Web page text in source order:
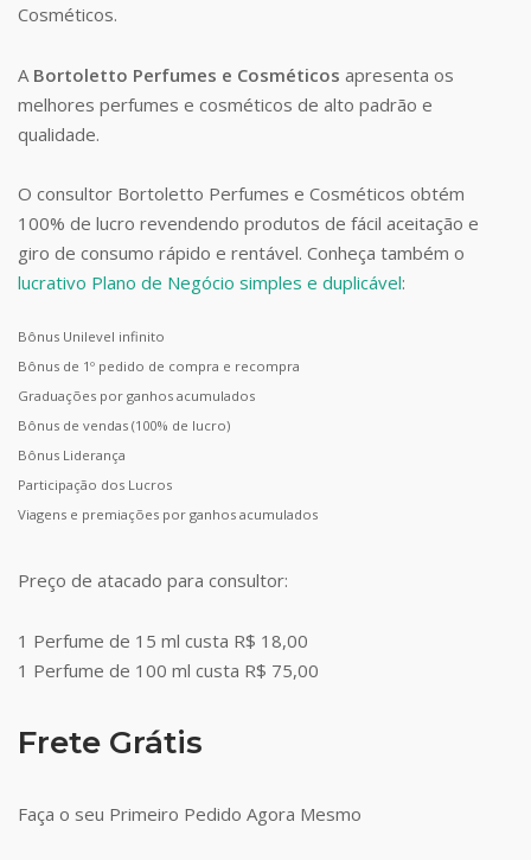
Cosméticos.
A Bortoletto Perfumes e Cosméticos apresenta os
melhores perfumes e cosméticos de alto padrão e
qualidade.
O consultor Bortoletto Perfumes e Cosméticos obtém
100% de lucro revendendo produtos de fácil aceitação e
giro de consumo rápido e rentável. Conheça também o
lucrativo Plano de Negócio simples e duplicável:
Bônus Unilevel infinito
Bônus de 1º pedido de compra e recompra
Graduações por ganhos acumulados
Bônus de vendas (100% de lucro)
Bônus Liderança
Participação dos Lucros
Viagens e premiações por ganhos acumulados
Preço de atacado para consultor:
1 Perfume de 15 ml custa R$ 18,00
1 Perfume de 100 ml custa R$ 75,00
Frete Grátis
Faça o seu Primeiro Pedido Agora Mesmo